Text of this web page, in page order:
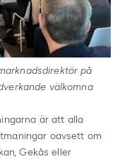
på
välkomna
är att alla
oavsett om
Gekås eller